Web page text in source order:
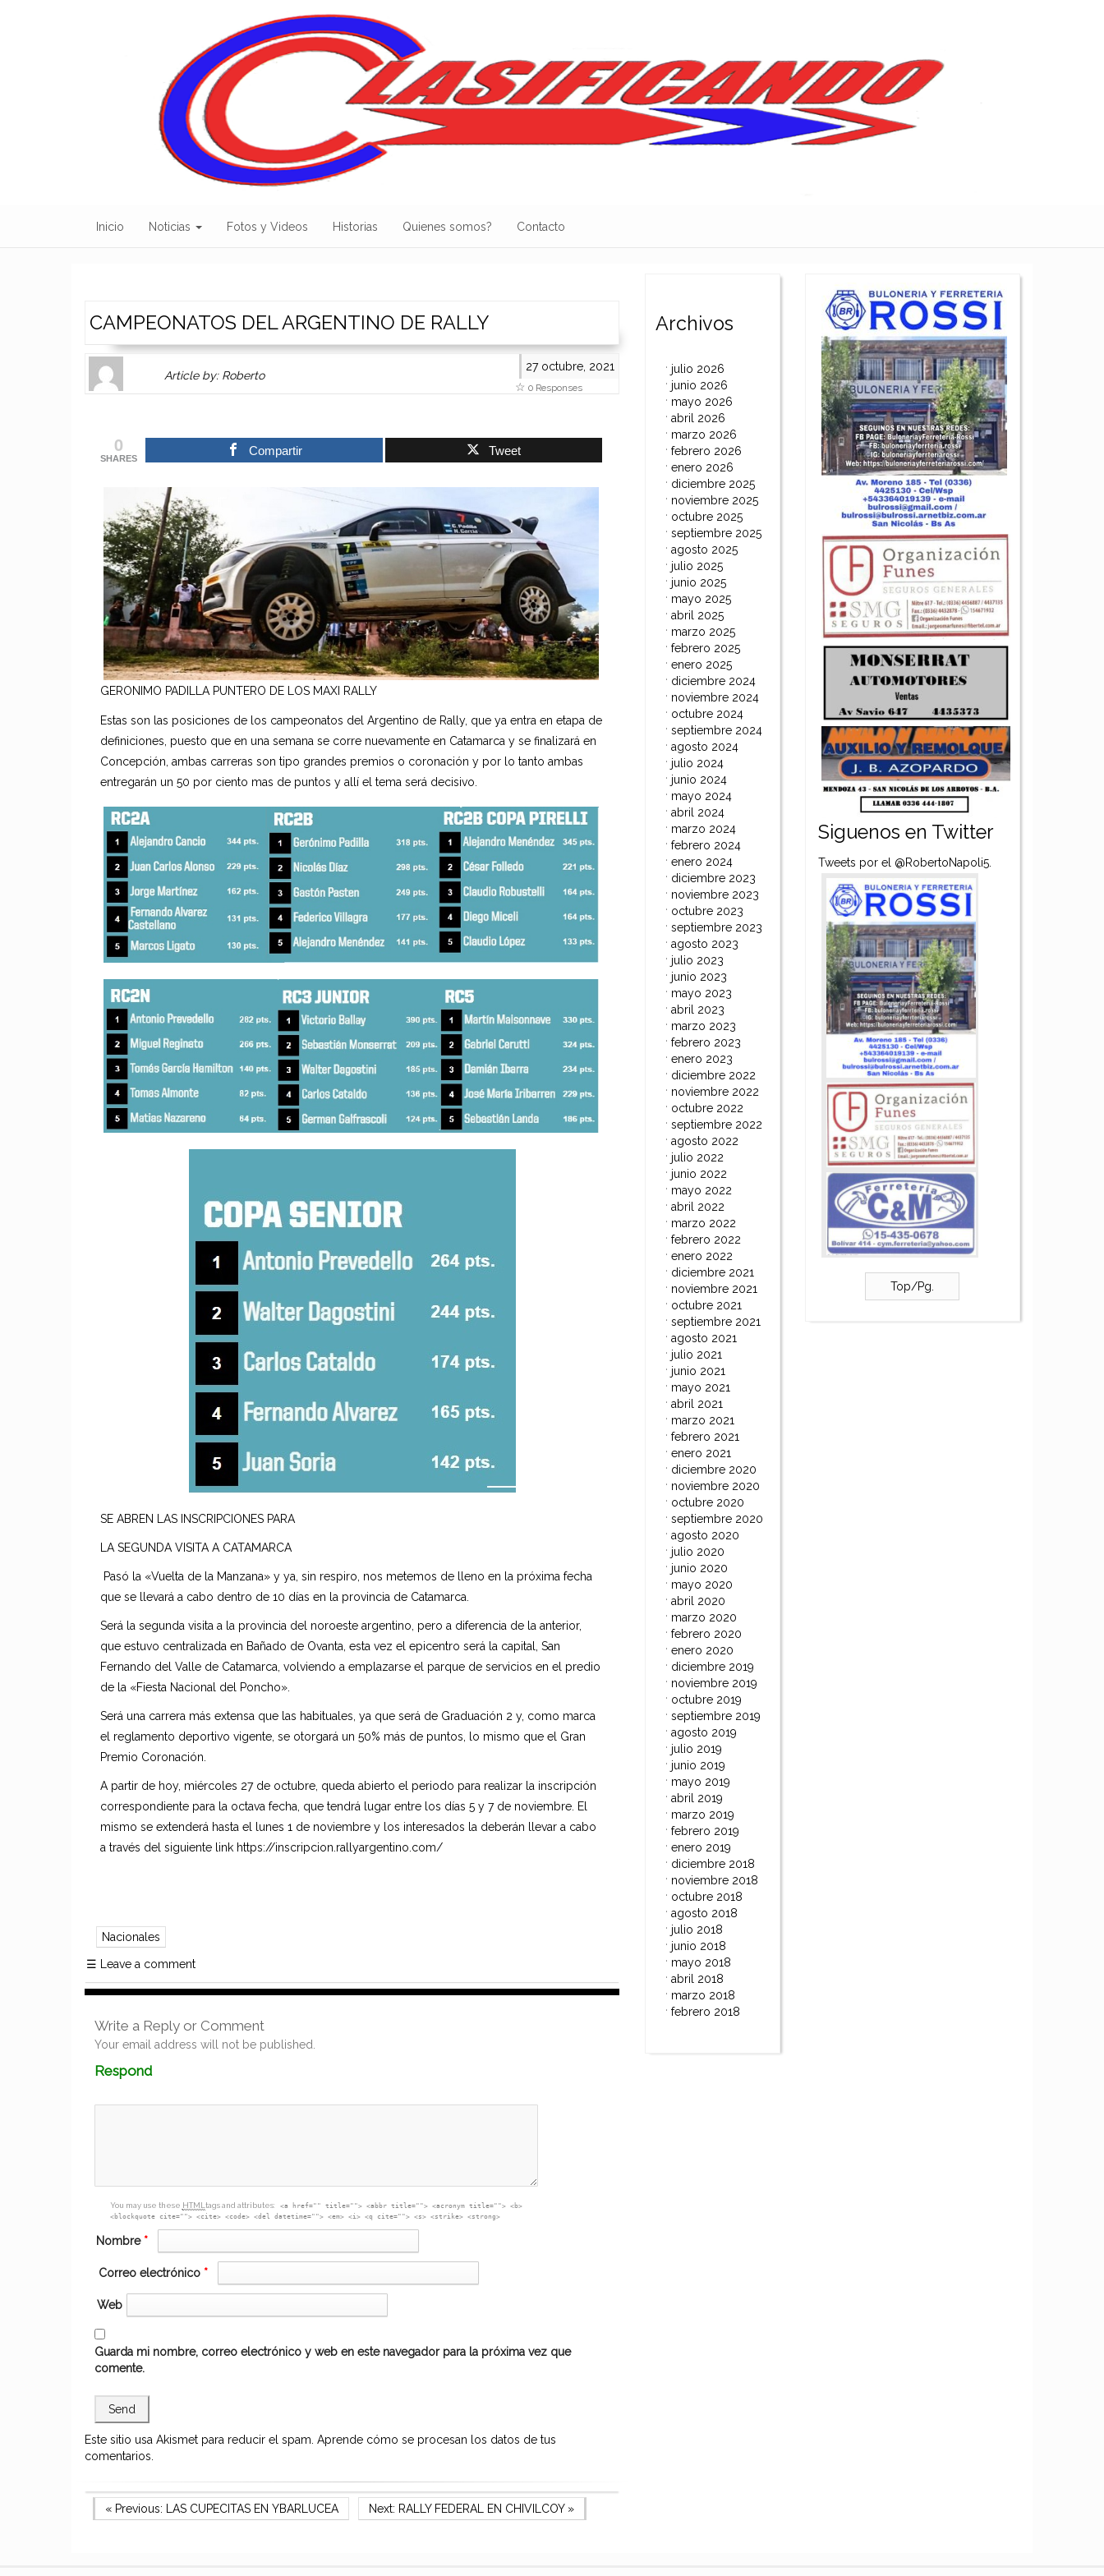
Inicio Noticias Fotos y Videos Historias Quienes somos? Contacto
CAMPEONATOS DEL ARGENTINO DE RALLY
Author
Gravatar
Clickable
Author
page.
Article by: Roberto
website
or
27 octubre, 2021
0 Responses
0
SHARES
Compartir Tweet
GERONIMO PADILLA PUNTERO DE LOS MAXI RALLY
Estas son las posiciones de los campeonatos del Argentino de Rally, que ya entra en etapa de
definiciones, puesto que en una semana se corre nuevamente en Catamarca y se finalizará en
Concepción, ambas carreras son tipo grandes premios o coronación y por lo tanto ambas
entregarán un 50 por ciento mas de puntos y allí el tema será decisivo.
SE ABREN LAS INSCRIPCIONES PARA
LA SEGUNDA VISITA A CATAMARCA
Pasó la «Vuelta de la Manzana» y ya, sin respiro, nos metemos de lleno en la próxima fecha
que se llevará a cabo dentro de 10 días en la provincia de Catamarca.
Será la segunda visita a la provincia del noroeste argentino, pero a diferencia de la anterior,
que estuvo centralizada en Bañado de Ovanta, esta vez el epicentro será la capital, San
Fernando del Valle de Catamarca, volviendo a emplazarse el parque de servicios en el predio
de la «Fiesta Nacional del Poncho».
Será una carrera más extensa que las habituales, ya que será de Graduación 2 y, como marca
el reglamento deportivo vigente, se otorgará un 50% más de puntos, lo mismo que el Gran
Premio Coronación.
A partir de hoy, miércoles 27 de octubre, queda abierto el periodo para realizar la inscripción
correspondiente para la octava fecha, que tendrá lugar entre los días 5 y 7 de noviembre. El
mismo se extenderá hasta el lunes 1 de noviembre y los interesados la deberán llevar a cabo
a través del siguiente link https://inscripcion.rallyargentino.com/
Nacionales
☰ Leave a comment
Write a Reply or Comment
Your email address will not be published.
RespondComment
box
You may use these HTML tags and attributes:
<a href="" title=""> <abbr title=""> <acronym title=""> <b>
<blockquote cite=""> <cite> <code> <del datetime=""> <em> <i> <q cite=""> <s> <strike> <strong>
Nombre *
Correo electrónico *
Web
Guarda mi nombre, correo electrónico y web en este navegador para la próxima vez que
comente.
Este sitio usa Akismet para reducir el spam. Aprende cómo se procesan los datos de tus
comentarios.
Navegación
Previous Post
« Previous: LAS CUPECITAS EN YBARLUCEA Next Post
Next: RALLY FEDERAL EN CHIVILCOY»
Archivos
julio 2026
junio 2026
mayo 2026
abril 2026
marzo 2026
febrero 2026
enero 2026
diciembre 2025
noviembre 2025
octubre 2025
septiembre 2025
agosto 2025
julio 2025
junio 2025
mayo 2025
abril 2025
marzo 2025
febrero 2025
enero 2025
diciembre 2024
noviembre 2024
octubre 2024
septiembre 2024
agosto 2024
julio 2024
junio 2024
mayo 2024
abril 2024
marzo 2024
febrero 2024
enero 2024
diciembre 2023
noviembre 2023
octubre 2023
septiembre 2023
agosto 2023
julio 2023
junio 2023
mayo 2023
abril 2023
marzo 2023
febrero 2023
enero 2023
diciembre 2022
noviembre 2022
octubre 2022
septiembre 2022
agosto 2022
julio 2022
junio 2022
mayo 2022
abril 2022
marzo 2022
febrero 2022
enero 2022
diciembre 2021
noviembre 2021
octubre 2021
septiembre 2021
agosto 2021
julio 2021
junio 2021
mayo 2021
abril 2021
marzo 2021
febrero 2021
enero 2021
diciembre 2020
noviembre 2020
octubre 2020
septiembre 2020
agosto 2020
julio 2020
junio 2020
mayo 2020
abril 2020
marzo 2020
febrero 2020
enero 2020
diciembre 2019
noviembre 2019
octubre 2019
septiembre 2019
agosto 2019
julio 2019
junio 2019
mayo 2019
abril 2019
marzo 2019
febrero 2019
enero 2019
diciembre 2018
noviembre 2018
octubre 2018
agosto 2018
julio 2018
junio 2018
mayo 2018
abril 2018
marzo 2018
febrero 2018
Siguenos en Twitter
Tweets por el @RobertoNapoli5.
Top/Pg.